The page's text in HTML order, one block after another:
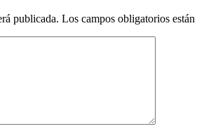
publicada. Los campos obligatorios